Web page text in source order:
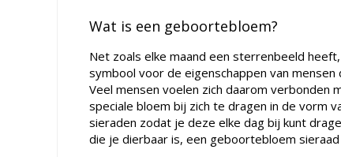
Wat is een geboortebloem?
Net zoals elke maand een sterrenbeeld
symbool voor de eigenschappen van
Veel mensen voelen zich daarom verbonden
speciale bloem bij zich te dragen in de vorm
sieraden zodat je deze elke dag bij kunt
die je dierbaar is, een geboortebloem